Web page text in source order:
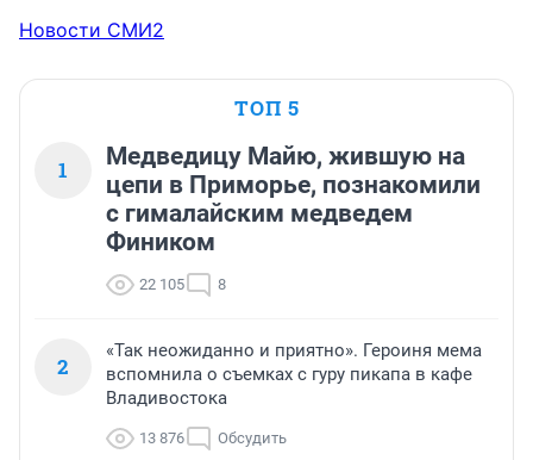
Новости СМИ2
ТОП 5
1
Медведицу Майю, жившую на
цепи в Приморье, познакомили
с гималайским медведем
Фиником
22 105 8
2
«Так неожиданно и приятно». Героиня мема
вспомнила о съемках с гуру пикапа в кафе
Владивостока
13 876 Обсудить